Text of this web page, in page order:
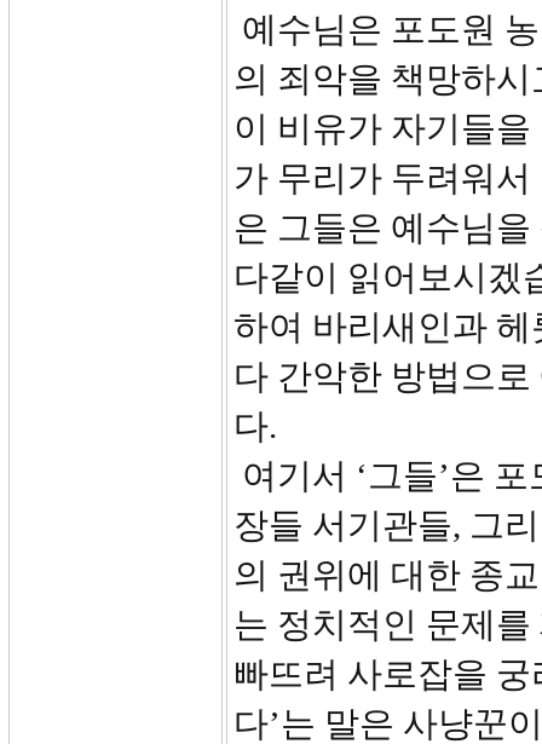
예수님은 포도원
의 죄악을 책망하
이 비유가 자기들
가 무리가 두려워
은 그들은 예수님
다같이 읽어보시겠
하여 바리새인과
다 간악한 방법으
다.
여기서 ‘그들’은
장들 서기관들, 그
의 권위에 대한 종
는 정치적인 문제
빠뜨려 사로잡을
다’는 말은 사냥꾼